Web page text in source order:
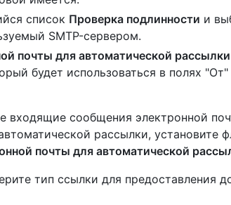
список Проверка подлинности и
SMTP-сервером.
почты для автоматической рассылки
будет использоваться в полях
входящие сообщения электронной
рассылки, установите
почты для автоматической
тип ссылки для предоставления